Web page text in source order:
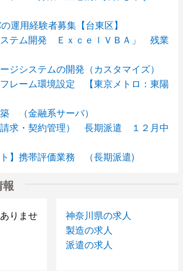
運用経験者募集【台東区】
ステム開発 ＥｘｃｅｌＶＢＡ」 残業
ジシステムの開発（カスタマイズ）
フレーム環境設定 【東京メトロ：東陽
（金融系サーバ）
請求・契約管理） 長期派遣 １２月中
ト】携帯評価業務 （長期派遣)
りませ
神奈川県の求人
製造の求人
派遣の求人